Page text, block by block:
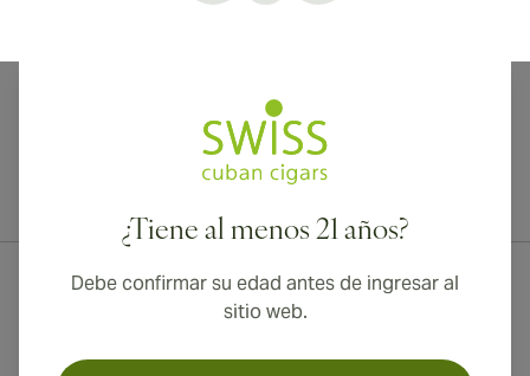
¿Tiene al menos 21 años?
Debe confirmar su edad antes de ingresar al
sitio web.